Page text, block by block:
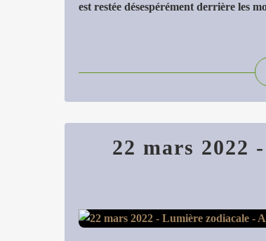
est restée désespérément derrière les
22 mars 2022